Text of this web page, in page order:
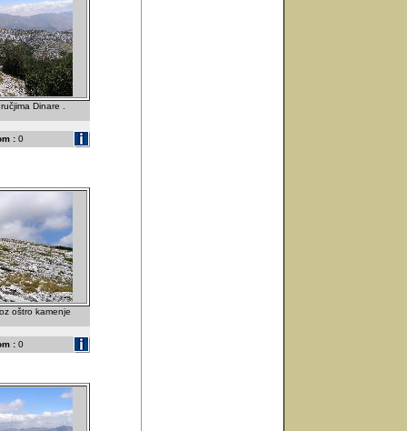
Dinare .
: 0
oštro kamenje
: 0